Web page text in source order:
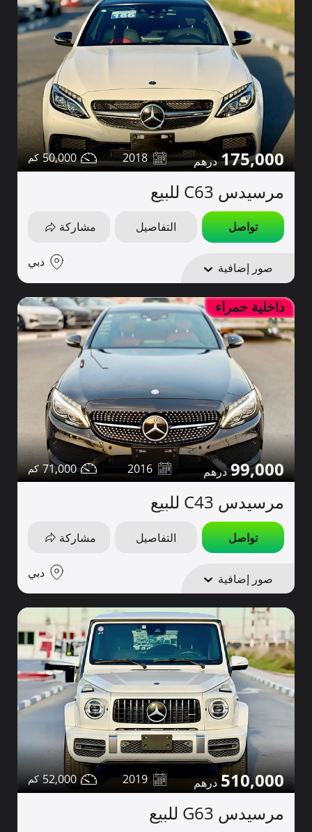
175,000
2018
50,000
مرسيدس C63 للبيع
تواصل التفاصيل مشاركة
صور إضافية دبي
داخلية حمراء
99,000
2016
71,000
مرسيدس C43 للبيع
تواصل التفاصيل مشاركة
صور إضافية دبي
510,000
2019
52,000
مرسيدس G63 للبيع